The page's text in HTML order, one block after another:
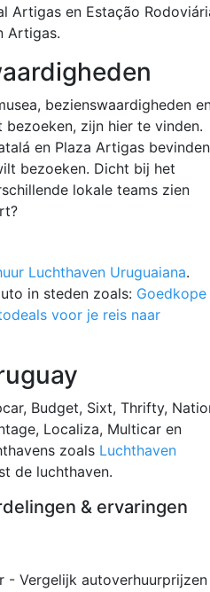
Artigas en Estação
Artigas.
bezienswaardigheden
zijn hier te vinden.
en Plaza Artigas bevinden
bezoeken. Dicht bij het
lokale teams zien
Luchthaven Uruguaiana.
in steden zoals: Goedkope
voor je reis naar
Budget, Sixt, Thrifty,
Localiza, Multicar en
zoals Luchthaven
de luchthaven.
& ervaringen
Vergelijk